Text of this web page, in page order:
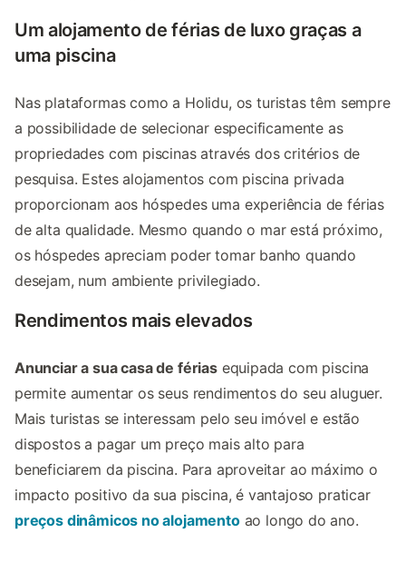
Um alojamento de férias de luxo graças a
uma piscina
Nas plataformas como a Holidu, os turistas têm sempre
a possibilidade de selecionar especificamente as
propriedades com piscinas através dos critérios de
pesquisa. Estes alojamentos com piscina privada
proporcionam aos hóspedes uma experiência de férias
de alta qualidade. Mesmo quando o mar está próximo,
os hóspedes apreciam poder tomar banho quando
desejam, num ambiente privilegiado.
Rendimentos mais elevados
Anunciar a sua casa de fériasequipada com piscina
permite aumentar os seus rendimentos do seu aluguer.
Mais turistas se interessam pelo seu imóvel e estão
dispostos a pagar um preço mais alto para
beneficiarem da piscina. Para aproveitar ao máximo o
impacto positivo da sua piscina, é vantajoso praticar
preços dinâmicos no alojamento ao longo do ano.